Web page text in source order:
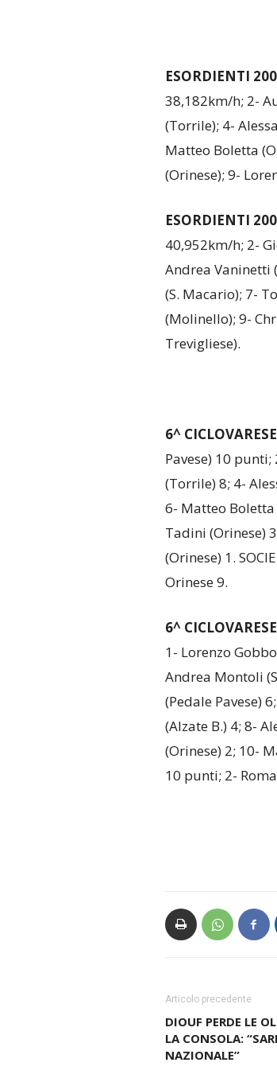
ESORDIENTI
38,182km/h; 2-
(Torrile); 4-
Matteo Boletta
(Orinese); 9-
ESORDIENTI
40,952km/h; 2-
Andrea Vaninetti
(S. Macario); 7-
(Molinello); 9-
Trevigliese).
6^
Pavese) 10
(Torrile) 8; 4-
6- Matteo Boletta
Tadini (Orinese)
(Orinese) 1.
Orinese 9.
6^
1- Lorenzo
Andrea Montoli
(Pedale Pavese)
(Alzate B.) 4; 8-
(Orinese) 2; 10-
10 punti; 2-
Articolo precedente
DIOUF PERDE LE
LA CONSOLA:
NAZIONALE”